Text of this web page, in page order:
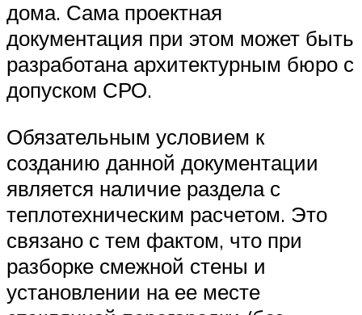
дома. Сама проектная
документация при этом может быть
разработана архитектурным бюро с
допуском СРО.
Обязательным условием к
созданию данной документации
является наличие раздела с
теплотехническим расчетом. Это
связано с тем фактом, что при
разборке смежной стены и
установлении на ее месте